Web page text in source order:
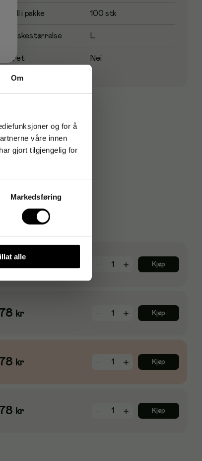
Om
og for å
våre innen
gjort tilgjengelig for
Markedsføring
alle
Antall i pakke 100 stk
Handskestørrelse L
Pudret Nei
Kjøp
78 kr Kjøp
78 kr Kjøp
78 kr Kjøp